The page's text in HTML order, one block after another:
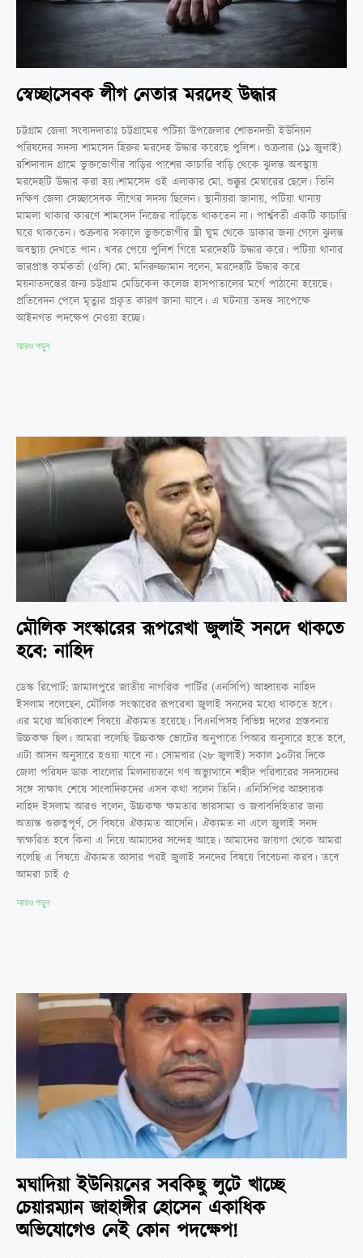
স্বেচ্ছাসেবক লীগ নেতার মরদেহ উদ্ধার
চট্টগ্রাম জেলা সংবাদদাতাঃ চট্টগ্রামের পটিয়া উপজেলার শোভনদন্ডী ইউনিয়ন
পরিষদের সদস্য শামসেদ হিরুর মরদেহ উদ্ধার করেছে পুলিশ। শুক্রবার (১১ জুলাই)
রশিদাবাদ গ্রামে ভুক্তভোগীর বাড়ির পাশের কাচারি বাড়ি থেকে ঝুলন্ত অবস্থায়
মরদেহটি উদ্ধার করা হয়।শামসেদ ওই এলাকার মো. শুক্কুর মেম্বারের ছেলে। তিনি
দক্ষিণ জেলা সেচ্ছাসেবক লীগের সদস্য ছিলেন। স্থানীয়রা জানায়, পটিয়া থানায়
মামলা থাকার কারণে শামসেদ নিজের বাড়িতে থাকতেন না। পার্শ্ববর্তী একটি কাচারি
ঘরে থাকতেন। শুক্রবার সকালে ভুক্তভোগীর স্ত্রী ঘুম থেকে ডাকার জন্য গেলে ঝুলন্ত
অবস্থায় দেখতে পান। খবর পেয়ে পুলিশ গিয়ে মরদেহটি উদ্ধার করে। পটিয়া থানার
ভারপ্রাপ্ত কর্মকর্তা (ওসি) মো. মনিরুজ্জামান বলেন, মরদেহটি উদ্ধার করে
ময়নাতদন্তের জন্য চট্টগ্রাম মেডিকেল কলেজ হাসপাতালের মর্গে পাঠানো হয়েছে।
প্রতিবেদন পেলে মৃত্যুর প্রকৃত কারণ জানা যাবে। এ ঘটনায় তদন্ত সাপেক্ষে
আইনগত পদক্ষেপ নেওয়া হচ্ছে।
আরও পড়ুন
মৌলিক সংস্কারের রূপরেখা জুলাই সনদে থাকতে
হবে: নাহিদ
ডেস্ক রিপোর্ট: জামালপুরে জাতীয় নাগরিক পার্টির (এনসিপি) আহ্বায়ক নাহিদ
ইসলাম বলেছেন, মৌলিক সংস্কারের রূপরেখা জুলাই সনদের মধ্যে থাকতে হবে।
এর মধ্যে অধিকাংশ বিষয়ে ঐক্যমত হয়েছে। বিএনপিসহ বিভিন্ন দলের প্রস্তবনায়
উচ্চকক্ষ ছিল। আমরা বলেছি উচ্চকক্ষ ভোটের অনুপাতে পিআর অনুসারে হতে হবে,
এটা আসন অনুসারে হওয়া যাবে না। সোমবার (২৮ জুলাই) সকাল ১০টার দিকে
জেলা পরিষদ ডাক বাংলোর মিলনায়তনে গণ অভ্যুত্থানে শহীদ পরিবারের সদস্যদের
সঙ্গে সাক্ষাৎ শেষে সাংবাদিকদের এসব কথা বলেন তিনি। এনিসিপির আহ্বায়ক
নাহিদ ইসলাম আরও বলেন, উচ্চকক্ষ ক্ষমতার ভারসাম্য ও জবাবদিহিতার জন্য
অত্যন্ত গুরুত্বপূর্ণ, সে বিষয়ে ঐক্যমত আসেনি। ঐক্যমত না এলে জুলাই সনদ
স্বাক্ষরিত হবে কিনা এ নিয়ে আমাদের সন্দেহ আছে। আমাদের জায়গা থেকে আমরা
বলেছি এ বিষয়ে ঐক্যমত আসার পরই জুলাই সনদের বিষয়ে বিবেচনা করব। তবে
আমরা চাই ৫
আরও পড়ুন
মঘাদিয়া ইউনিয়নের সবকিছু লুটে খাচ্ছে
চেয়ারম্যান জাহাঙ্গীর হোসেন একাধিক
অভিযোগেও নেই কোন পদক্ষেপ!